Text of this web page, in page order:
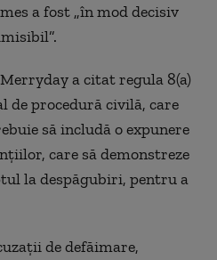
a fost „în mod decisiv
Merryday a citat regula 8(a)
de procedură civilă, care
să includă o expunere
care să demonstreze
la despăgubiri, pentru a
de defăimare,